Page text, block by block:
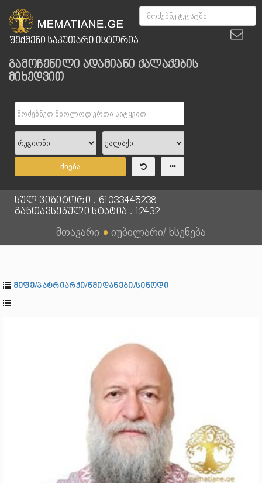
გამოჩენილი ადამიანი ქალაქების
მიხედვით
ძიება
სულ ვიზიტორი : 61033445238
განთავსებული სტატია : 12432
მთავარი ● იუბილარი/ ხსენება
მეფე/პატრიარქი/წმიდანები/სინოდი